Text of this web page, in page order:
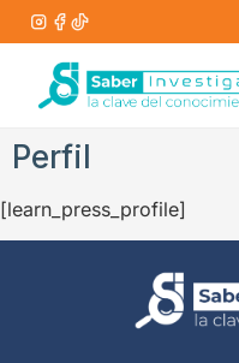
Perfil
[learn_press_profile]